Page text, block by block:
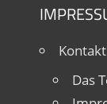
Kontakt
Das